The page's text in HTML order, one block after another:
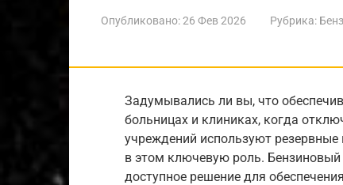
Опубликовано:26 Фев 2026 Рубрика:
Задумывались ли вы, что
больницах и клиниках, когда
учреждений используют резервные
в этом ключевую роль. Бензиновый
доступное решение для